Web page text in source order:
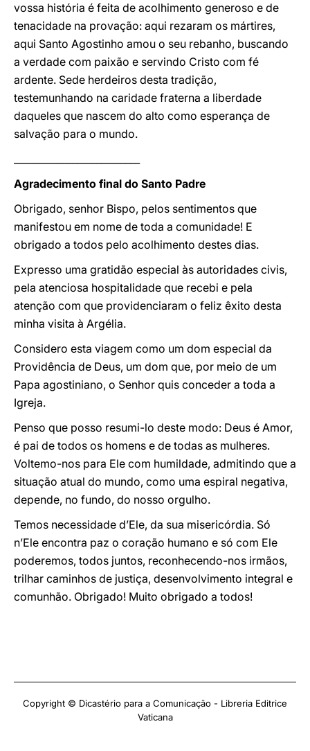
vossa história é feita de acolhimento generoso e de
tenacidade na provação: aqui rezaram os mártires,
aqui Santo Agostinho amou o seu rebanho, buscando
a verdade com paixão e servindo Cristo com fé
ardente. Sede herdeiros desta tradição,
testemunhando na caridade fraterna a liberdade
daqueles que nascem do alto como esperança de
salvação para o mundo.
Agradecimento final do Santo Padre
Obrigado, senhor Bispo, pelos sentimentos que
manifestou em nome de toda a comunidade! E
obrigado a todos pelo acolhimento destes dias.
Expresso uma gratidão especial às autoridades civis,
pela atenciosa hospitalidade que recebi e pela
atenção com que providenciaram o feliz êxito desta
minha visita à Argélia.
Considero esta viagem como um dom especial da
Providência de Deus, um dom que, por meio de um
Papa agostiniano, o Senhor quis conceder a toda a
Igreja.
Penso que posso resumi-lo deste modo: Deus é Amor,
é pai de todos os homens e de todas as mulheres.
Voltemo-nos para Ele com humildade, admitindo que a
situação atual do mundo, como uma espiral negativa,
depende, no fundo, do nosso orgulho.
Temos necessidade d’Ele, da sua misericórdia. Só
n’Ele encontra paz o coração humano e só com Ele
poderemos, todos juntos, reconhecendo-nos irmãos,
trilhar caminhos de justiça, desenvolvimento integral e
comunhão. Obrigado! Muito obrigado a todos!
Copyright © Dicastério para a Comunicação - Libreria Editrice
Vaticana